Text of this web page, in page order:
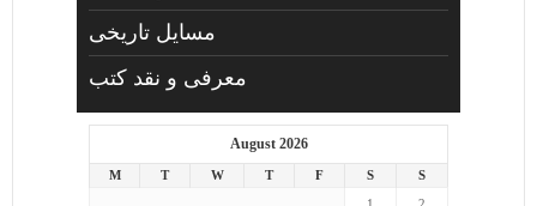
مسایل تاریخی
معرفی و نقد کتب
August 2026
M T W T F S
S
1
2